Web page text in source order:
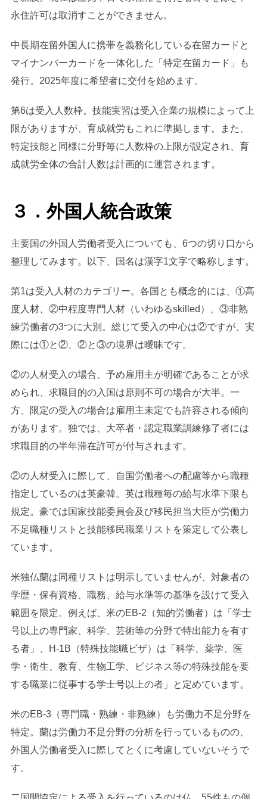
永住許可は取消すことができません。
中長期在留外国人に携帯を義務化している在留カードと
マイナンバーカードを一体化した「特定在留カード」も
発行。2025年度に希望者に交付を始めます。
第6は受入人数枠。技能実習は受入企業の規模によって上
限がありますが、育成就労もこれに準拠します。また、
特定技能と同様に分野毎に人数枠の上限が設定され、育
成就労全体の合計人数は計画的に運営されます。
３．外国人統合政策
主要国の外国人労働者受入についても、6つの切り口から
整理してみます。以下、国名は漢字1文字で略称します。
第1は受入人材のカテゴリー。各国とも概念的には、①高
度人材、②中程度専門人材（いわゆるskilled）、③非熟
練労働者の3つに大別。総じて受入の中心は②ですが、実
際には①と②、②と③の境界は曖昧です。
②の人材受入の場合、予め雇用主が明確であることが求
められ、求職目的の入国は原則不可の場合が大半。一
方、限定の受入の場合は雇用主未定でも許容される傾向
があります。独では、大卒者・認定職業訓練修了者には
求職目的の半年滞在許可が付与されます。
②の人材受入に際して、自国労働者への配慮等から職種
指定しているのは英豪韓。英は職種毎の給与水準下限も
規定。豪では国家技能委員会及び移民担当大臣が労働力
不足職種リストと技能移民職業リストを策定して公表し
ています。
米独仏蘭は同種リストは明示していませんが、対象者の
学歴・保有資格、職務、給与水準等の基準を設けて受入
範囲を限定。例えば、米のEB-2（知的労働者）は「学士
号以上の専門家、科学、芸術等の分野で特出能力を有す
る者」、H-1B（特殊技能職ビザ）は「科学、薬学、医
学・衛生、教育、生物工学、ビジネス等の特殊技能を要
する職業に従事する学士号以上の者」と定めています。
米のEB-3（専門職・熟練・非熟練）も労働力不足分野を
特定。蘭は労働力不足分野の分析を行っているものの、
外国人労働者受入に際してとくに考慮していないそうで
す。